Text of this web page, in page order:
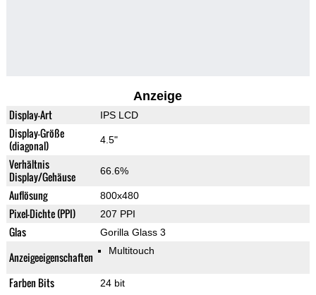
Anzeige
Display-Art IPS LCD
Display-Größe
(diagonal)
4.5"
Verhältnis
Display/Gehäuse
66.6%
Auflösung 800x480
Pixel-Dichte (PPI) 207 PPI
Glas Gorilla Glass 3
Anzeigeeigenschaften Multitouch
Farben Bits 24 bit